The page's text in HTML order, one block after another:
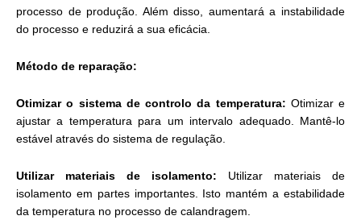
processo de produção. Além disso, aumentará a instabilidade
do processo e reduzirá a sua eficácia.
Método de reparação:
Otimizar o sistema de controlo da temperatura: Otimizar e
ajustar a temperatura para um intervalo adequado. Mantê-lo
estável através do sistema de regulação.
Utilizar materiais de isolamento: Utilizar materiais de
isolamento em partes importantes. Isto mantém a estabilidade
da temperatura no processo de calandragem.